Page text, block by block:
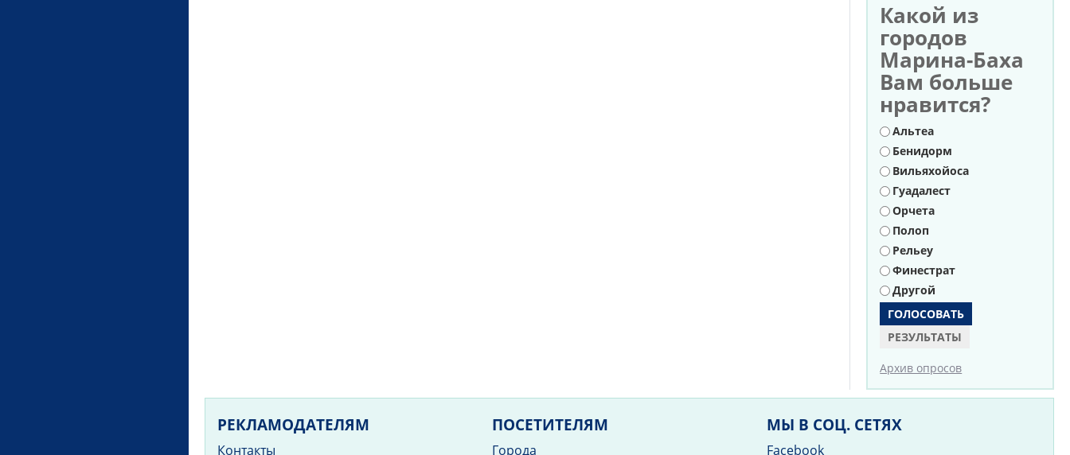
Какой из
городов
Марина-Баха
Вам больше
нравится?
Варианты
Альтеа
Бенидорм
Вильяхойоса
Гуадалест
Орчета
Полоп
Рельеу
Финестрат
Другой
РЕЗУЛЬТАТЫ
Архив опросов
РЕКЛАМОДАТЕЛЯМ
Контакты
ПОСЕТИТЕЛЯМ
Города
МЫ В СОЦ. СЕТЯХ
Facebook